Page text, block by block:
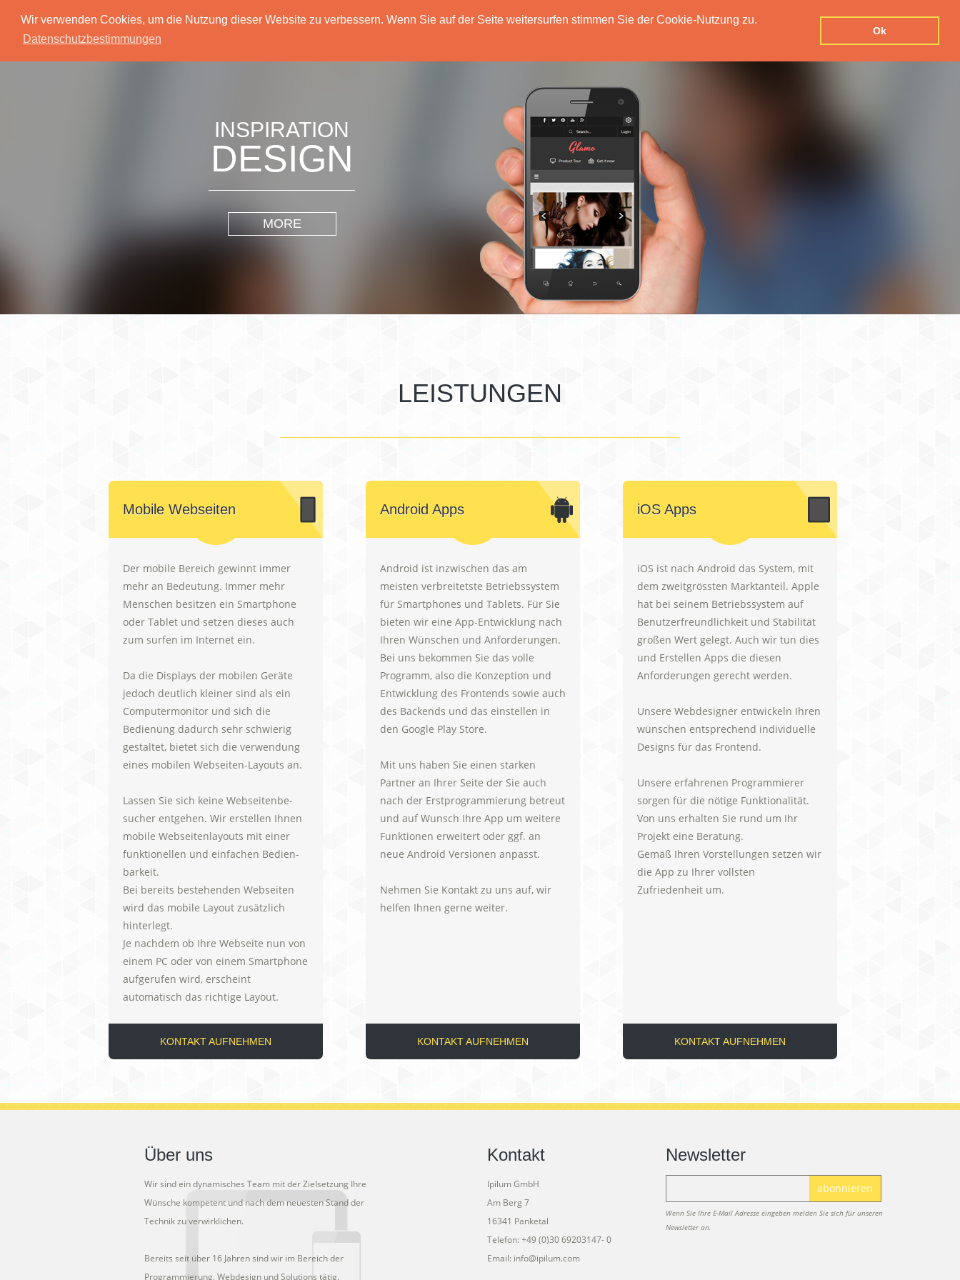
Wir verwenden Cookies, um die Nutzung dieser Website zu verbessern. Wenn Sie auf der Seite weitersurfen stimmen Sie der Cookie-Nutzung zu.
Datenschutzbestimmungen
Ok
Home Leistungen Über Uns Preise Datenschutzerklärung Impressum
INSPIRATION
DESIGN
MORE
LEISTUNGEN
Mobile Webseiten
Der mobile Bereich gewinnt immer
mehr an Bedeutung. Immer mehr
Menschen besitzen ein Smartphone
oder Tablet und setzen dieses auch
zum surfen im Internet ein.
Da die Displays der mobilen Geräte
jedoch deutlich kleiner sind als ein
Computermonitor und sich die
Bedienung dadurch sehr schwierig
gestaltet, bietet sich die verwendung
eines mobilen Webseiten-Layouts an.
Lassen Sie sich keine Webseitenbe-
sucher entgehen. Wir erstellen Ihnen
mobile Webseitenlayouts mit einer
funktionellen und einfachen Bedien-
barkeit.
Bei bereits bestehenden Webseiten
wird das mobile Layout zusätzlich
hinterlegt.
Je nachdem ob Ihre Webseite nun von
einem PC oder von einem Smartphone
aufgerufen wird, erscheint
automatisch das richtige Layout.
KONTAKT AUFNEHMEN
Android Apps
Android ist inzwischen das am
meisten verbreitetste Betriebssystem
für Smartphones und Tablets. Für Sie
bieten wir eine App-Entwicklung nach
Ihren Wünschen und Anforderungen.
Bei uns bekommen Sie das volle
Programm, also die Konzeption und
Entwicklung des Frontends sowie auch
des Backends und das einstellen in
den Google Play Store.
Mit uns haben Sie einen starken
Partner an Ihrer Seite der Sie auch
nach der Erstprogrammierung betreut
und auf Wunsch Ihre App um weitere
Funktionen erweitert oder ggf. an
neue Android Versionen anpasst.
Nehmen Sie Kontakt zu uns auf, wir
helfen Ihnen gerne weiter.
KONTAKT AUFNEHMEN
iOS Apps
iOS ist nach Android das System, mit
dem zweitgrössten Marktanteil. Apple
hat bei seinem Betriebssystem auf
Benutzerfreundlichkeit und Stabilität
großen Wert gelegt. Auch wir tun dies
und Erstellen Apps die diesen
Anforderungen gerecht werden.
Unsere Webdesigner entwickeln Ihren
wünschen entsprechend individuelle
Designs für das Frontend.
Unsere erfahrenen Programmierer
sorgen für die nötige Funktionalität.
Von uns erhalten Sie rund um Ihr
Projekt eine Beratung.
Gemäß Ihren Vorstellungen setzen wir
die App zu Ihrer vollsten
Zufriedenheit um.
KONTAKT AUFNEHMEN
Über uns
Wir sind ein dynamisches Team mit der Zielsetzung Ihre
Wünsche kompetent und nach dem neuesten Stand der
Technik zu verwirklichen.
Bereits seit über 16 Jahren sind wir im Bereich der
Programmierung, Webdesign und Solutions tätig.
Kontakt
Ipilum GmbH
Am Berg 7
16341 Panketal
Telefon: +49 (0)30 69203147- 0
Email: info@ipilum.com
Newsletter
abonnieren
Wenn Sie Ihre E-Mail Adresse eingeben melden Sie sich für unseren
Newsletter an.